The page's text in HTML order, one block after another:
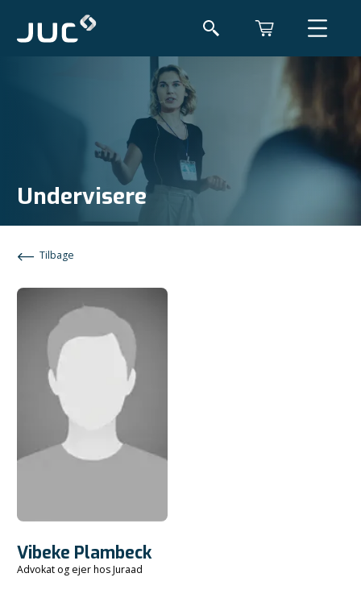
Undervisere
Tilbage
Vibeke Plambeck
Advokat og ejer hos Juraad